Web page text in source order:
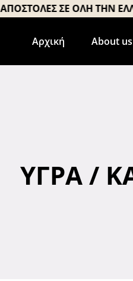
ΣΕ ΟΛΗ ΤΗΝ
Αρχική About us
ΥΓΡΆ /